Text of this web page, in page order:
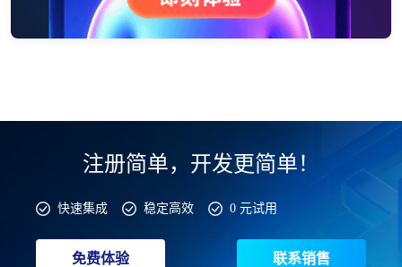
注册简单，开发更简单！
快速集成 稳定高效 0 元试用
免费体验 联系销售